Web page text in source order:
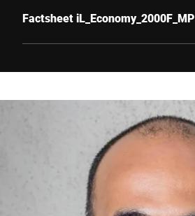
Factsheet iL_Economy_2000F_MP